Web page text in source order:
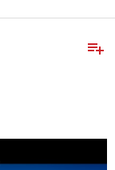
playlist_add